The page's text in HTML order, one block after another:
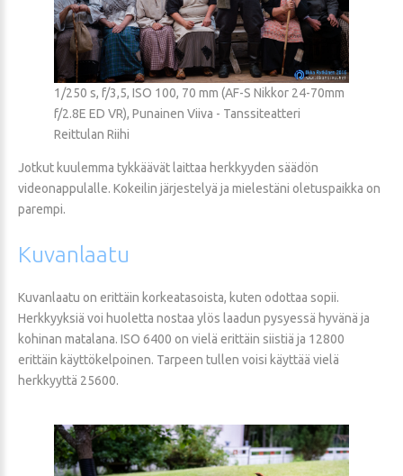
1/250 s, f/3,5, ISO 100, 70 mm (AF-S Nikkor 24-70mm
f/2.8E ED VR), Punainen Viiva - Tanssiteatteri
Reittulan Riihi
Jotkut kuulemma tykkäävät laittaa herkkyyden säädön
videonappulalle. Kokeilin järjestelyä ja mielestäni oletuspaikka on
parempi.
Kuvanlaatu
Kuvanlaatu on erittäin korkeatasoista, kuten odottaa sopii.
Herkkyyksiä voi huoletta nostaa ylös laadun pysyessä hyvänä ja
kohinan matalana. ISO 6400 on vielä erittäin siistiä ja 12800
erittäin käyttökelpoinen. Tarpeen tullen voisi käyttää vielä
herkkyyttä 25600.